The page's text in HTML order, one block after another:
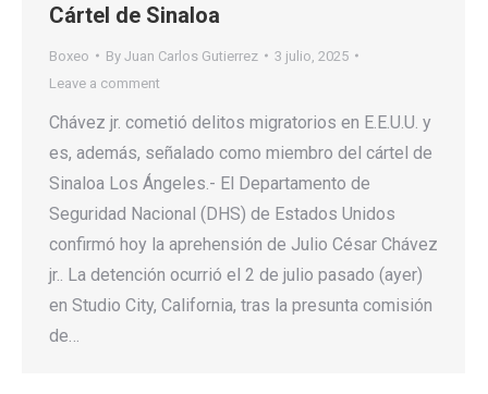
Cártel de Sinaloa
Boxeo By Juan Carlos Gutierrez
3 julio, 2025
Leave a comment
Chávez jr. cometió delitos migratorios en E.E.U.U. y
es, además, señalado como miembro del cártel de
Sinaloa Los Ángeles.- El Departamento de
Seguridad Nacional (DHS) de Estados Unidos
confirmó hoy la aprehensión de Julio César Chávez
jr.. La detención ocurrió el 2 de julio pasado (ayer)
en Studio City, California, tras la presunta comisión
de…